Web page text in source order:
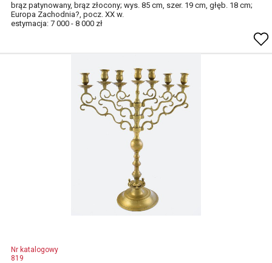
brąz patynowany, brąz złocony; wys. 85 cm, szer. 19 cm, głęb. 18 cm;
Europa Zachodnia?, pocz. XX w.
estymacja: 7 000 - 8 000 zł
Nr katalogowy
819